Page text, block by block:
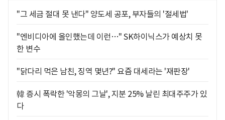
"그 세금 절대 못 낸다" 양도세 공포, 부자들의 '절세법'
"엔비디아에 올인했는데 이런…" SK하이닉스가 예상치 못
한 변수
"닭다리 먹은 남친, 징역 몇년?" 요즘 대세라는 '재판장'
韓 증시 폭락한 '악몽의 그날', 지분 25% 날린 최대주주가 있
다